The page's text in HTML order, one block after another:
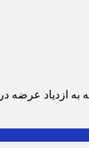
ازدیاد عرضه